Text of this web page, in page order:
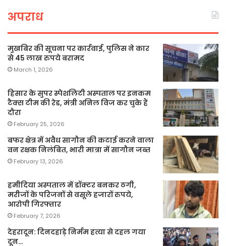
अपराध
मुखबिर की सूचना पर कार्रवाई, पुलिस ने कार
से 45 लाख रुपये बरामद
March 1, 2026
हिसार के सुपर स्पेशलिटी अस्पताल पर इनकम
टैक्स टीम की रेड, मंत्री अनिल विज कर चुके हैं
दौरा
February 25, 2026
बफर क्षेत्र में अवैध सागौन की कटाई करने वाला
वन रक्षक निलंबित, भारी मात्रा में सागौन जब्त
February 13, 2026
हमीदिया अस्पताल में डॉक्टर बनकर ठगी,
मरीजों के परिजनों से वसूले हजारों रुपये,
आरोपी गिरफ्तार
February 7, 2026
देहरादून: दिनदहाड़े निर्मम हत्या से दहल गया
दून…